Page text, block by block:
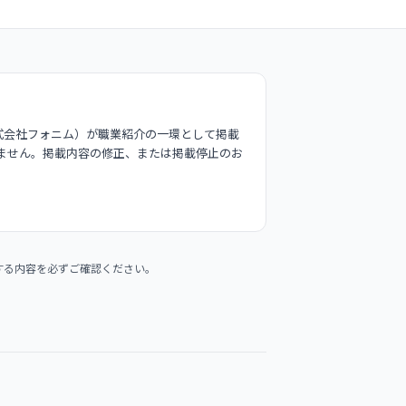
社フォニム）が職業紹介の一環として掲載
ん。掲載内容の修正、または掲載停止のお
内容を必ずご確認ください。